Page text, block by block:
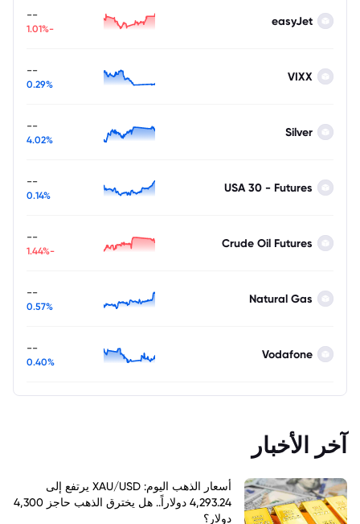
easyJet
--
-1.01%
VIXX
--
0.29%
Silver
--
4.02%
USA 30 - Futures
--
0.14%
Crude Oil Futures
--
-1.44%
Natural Gas
--
0.57%
Vodafone
--
0.40%
آخر الأخبار
أسعار الذهب اليوم: XAU/USD يرتفع إلى
4,293.24 دولاراً.. هل يخترق الذهب حاجز 4,300
دولار؟